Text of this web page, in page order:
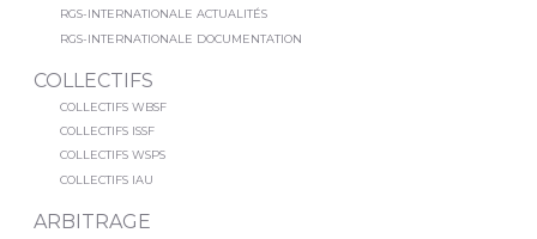
RGS-INTERNATIONALE ACTUALITÉS
RGS-INTERNATIONALE DOCUMENTATION
COLLECTIFS
COLLECTIFS WBSF
COLLECTIFS ISSF
COLLECTIFS WSPS
COLLECTIFS IAU
ARBITRAGE